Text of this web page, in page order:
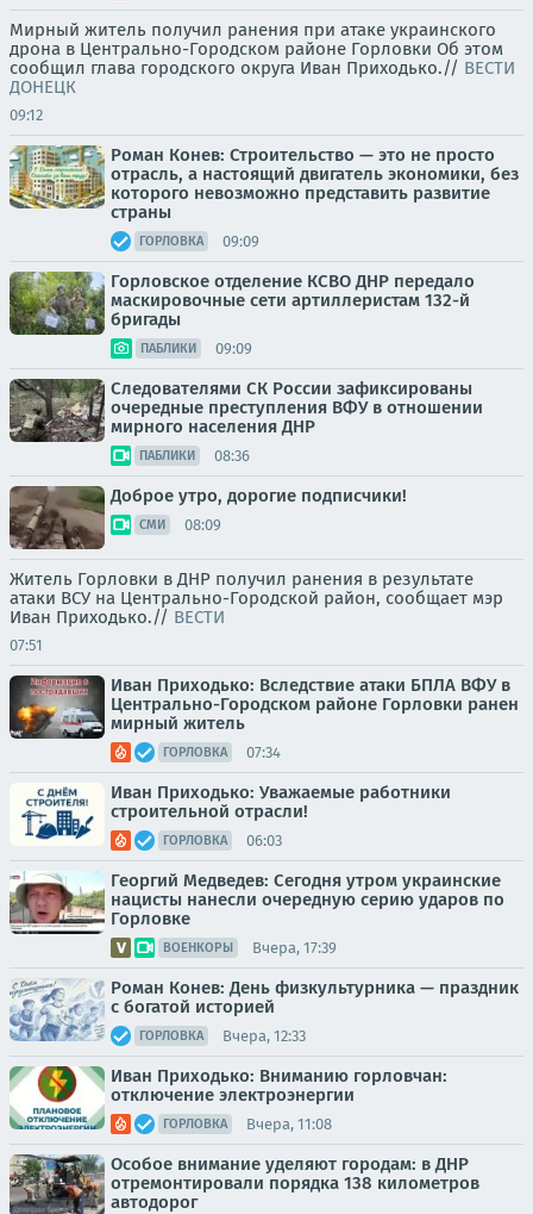
Мирный житель получил ранения при атаке украинского
дрона в Центрально-Городском районе Горловки Об этом
сообщил глава городского округа Иван Приходько.// ВЕСТИ
ДОНЕЦК
09:12
Роман Конев: Строительство — это не просто
отрасль, а настоящий двигатель экономики, без
которого невозможно представить развитие
страны
ГОРЛОВКА 09:09
Горловское отделение КСВО ДНР передало
маскировочные сети артиллеристам 132-й
бригады
ПАБЛИКИ 09:09
Следователями СК России зафиксированы
очередные преступления ВФУ в отношении
мирного населения ДНР
ПАБЛИКИ 08:36
Доброе утро, дорогие подписчики!
СМИ 08:09
Житель Горловки в ДНР получил ранения в результате
атаки ВСУ на Центрально-Городской район, сообщает мэр
Иван Приходько.// ВЕСТИ
07:51
Иван Приходько: Вследствие атаки БПЛА ВФУ в
Центрально-Городском районе Горловки ранен
мирный житель
ГОРЛОВКА 07:34
Иван Приходько: Уважаемые работники
строительной отрасли!
ГОРЛОВКА 06:03
Георгий Медведев: Сегодня утром украинские
нацисты нанесли очередную серию ударов по
Горловке
ВОЕНКОРЫ Вчера, 17:39
Роман Конев: День физкультурника — праздник
с богатой историей
ГОРЛОВКА Вчера, 12:33
Иван Приходько: Вниманию горловчан:
отключение электроэнергии
ГОРЛОВКА Вчера, 11:08
Особое внимание уделяют городам: в ДНР
отремонтировали порядка 138 километров
автодорог